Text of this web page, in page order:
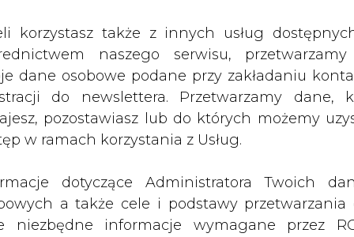
korzystasz także z innych usług
naszego serwisu,
dane osobowe podane przy zakładaniu
do newslettera. Przetwarzamy dane,
pozostawiasz lub do których możemy
w ramach korzystania z Usług.
dotyczące Administratora Twoich
a także cele i podstawy przetwarzania
niezbędne informacje wymagane przez
chce utrzymać tempo
drukuj skomentuj udostępnij :